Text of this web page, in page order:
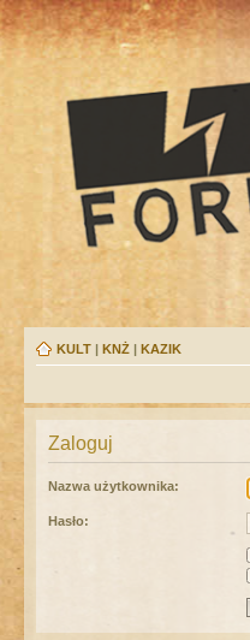
KULT | KNŻ | KAZIK
Zaloguj
Nazwa użytkownika:
Hasło: